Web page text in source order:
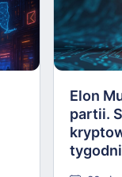
Elon
partii.